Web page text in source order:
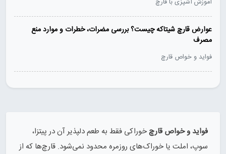
آموزش آشپزی با قارچ
عوارض قارچ شیتاکه چیست؟ بررسی مضرات، خطرات و موارد منع
مصرف
فواید و خواص قارچ
فواید و خواص قارچخوراکی فقط به طعم دلپذیر آن در پیتزا،
سوپ، املت یا خوراک‌های روزمره محدود نمی‌شود. قارچ‌ها که از